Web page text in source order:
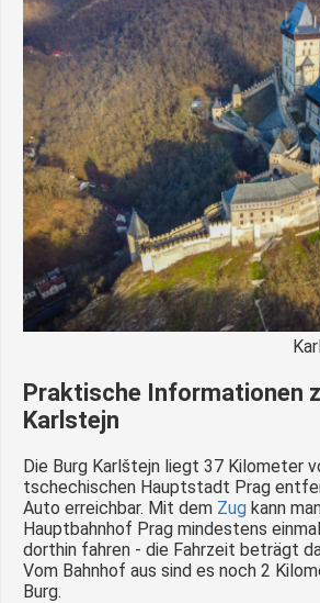
Praktische Informationen
Karlstejn
Die Burg Karlštejn liegt 37 Kilometer
tschechischen Hauptstadt Prag
Auto erreichbar. Mit dem Zug kann
Hauptbahnhof Prag mindestens
dorthin fahren - die Fahrzeit beträgt
Vom Bahnhof aus sind es noch 2
Burg.